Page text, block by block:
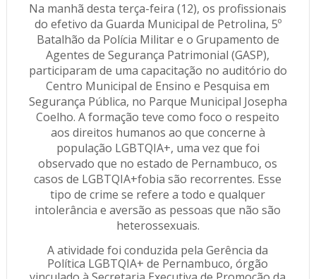
Na manhã desta terça-feira (12), os profissionais
do efetivo da Guarda Municipal de Petrolina, 5º
Batalhão da Polícia Militar e o Grupamento de
Agentes de Segurança Patrimonial (GASP),
participaram de uma capacitação no auditório do
Centro Municipal de Ensino e Pesquisa em
Segurança Pública, no Parque Municipal Josepha
Coelho. A formação teve como foco o respeito
aos direitos humanos ao que concerne à
população LGBTQIA+, uma vez que foi
observado que no estado de Pernambuco, os
casos de LGBTQIA+fobia são recorrentes. Esse
tipo de crime se refere a todo e qualquer
intolerância e aversão as pessoas que não são
heterossexuais.
A atividade foi conduzida pela Gerência da
Política LGBTQIA+ de Pernambuco, órgão